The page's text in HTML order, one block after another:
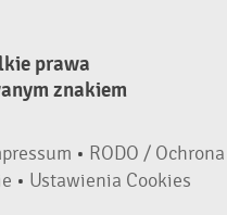
prawa
znakiem
• RODO /
• Ustawienia Cookies